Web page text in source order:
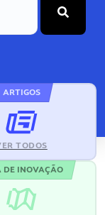
ARTIGOS
TODOS
DE INOVAÇÃO